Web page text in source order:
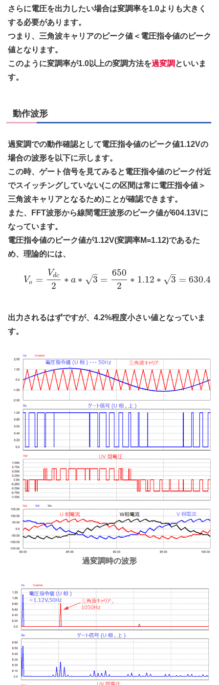
さらに電圧を出力したい場合は変調率を1.0よりも大きく
する必要があります。
つまり、三角波キャリアのピーク値＜電圧指令値のピーク
値となります。
このように変調率が1.0以上の変調方法を過変調 といいま
す。
動作波形
過変調での動作確認として電圧指令値のピーク値1.12Vの
場合の波形を以下に示します。
この時、ゲート信号を見てみると電圧指令値のピーク付近
でスイッチングしていない(この区間は常に電圧指令値＞
三角波キャリアとなるため)ことが確認できます。
また、FFT波形から線間電圧波形のピーク値が604.13Vに
なっています。
電圧指令値のピーク値が1.12V(変調率M=1.12)であるた
め、理論的には、
Vo =
Vdc
2
∗ a ∗ 3
–
√ =
650
2
∗ 1.12 ∗ 3
–
√ = 630.46
出力されるはずですが、4.2%程度小さい値となっていま
す。
過変調時の波形